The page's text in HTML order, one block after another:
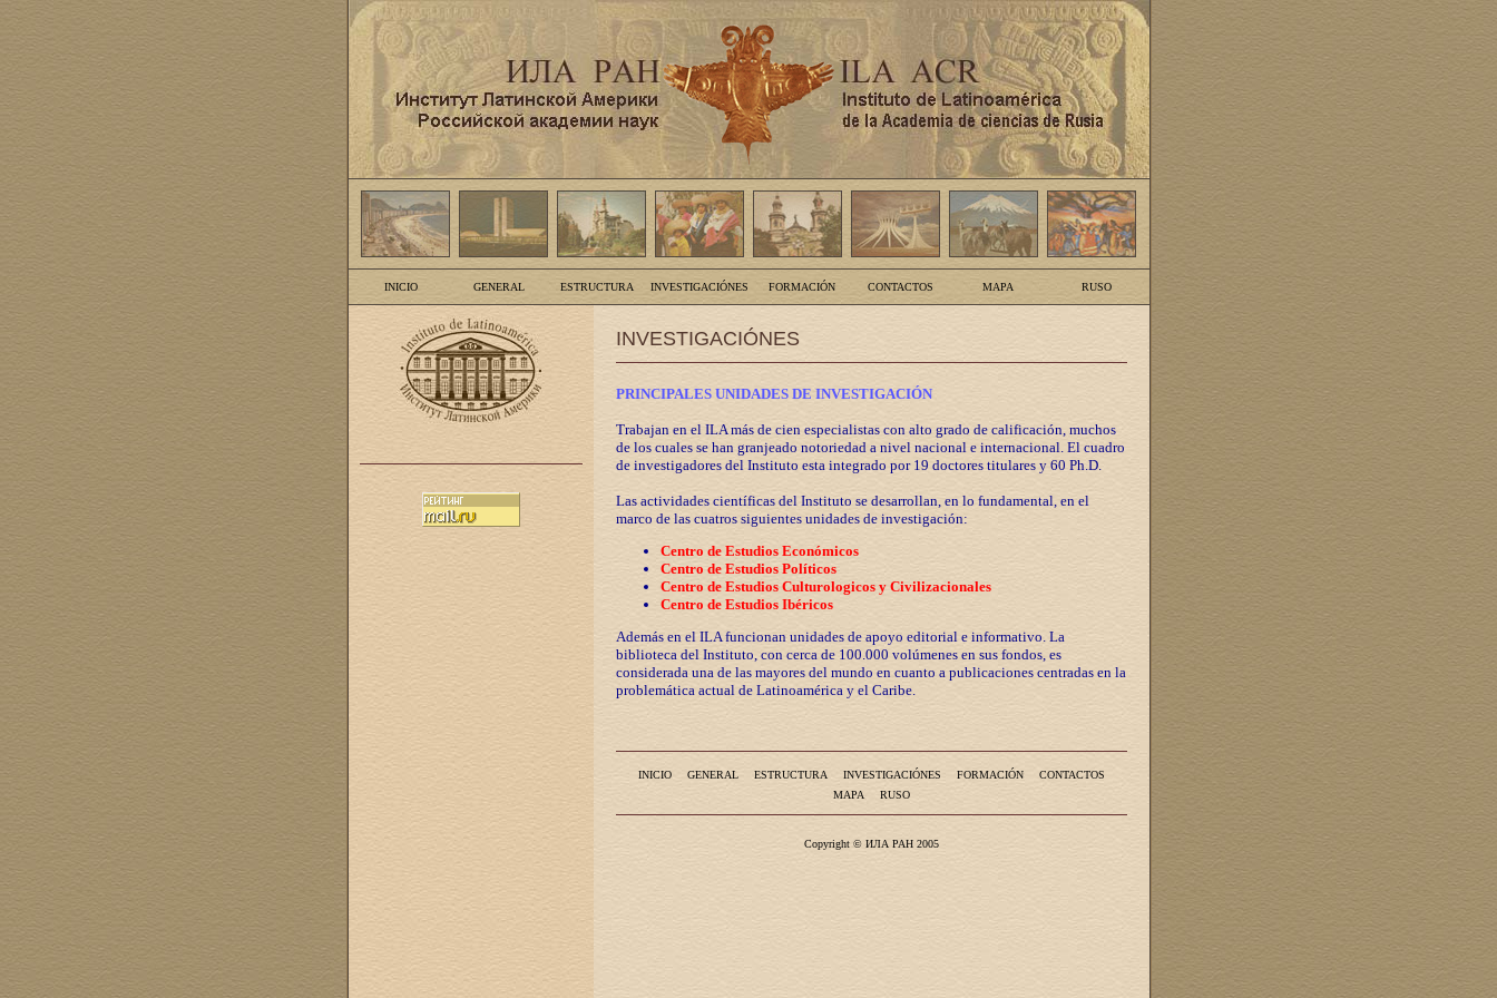
INICIO GENERAL ESTRUCTURA INVESTIGACIÓNES FORMACIÓN CONTACTOS MAPA RUSO
INVESTIGACIÓNES
PRINCIPALES UNIDADES DE INVESTIGACIÓN
Trabajan en el ILA más de cien especialistas con alto grado de calificación, muchos
de los cuales se han granjeado notoriedad a nivel nacional e internacional. El cuadro
de investigadores del Instituto esta integrado por 19 doctores titulares y 60 Ph.D.
Las actividades científicas del Instituto se desarrollan, en lo fundamental, en el
marco de las cuatros siguientes unidades de investigación:
Centro de Estudios Económicos
Centro de Estudios Políticos
Centro de Estudios Culturologicos y Civilizacionales
Centro de Estudios Ibéricos
Además en el ILA funcionan unidades de apoyo editorial e informativo. La
biblioteca del Instituto, con cerca de 100.000 volúmenes en sus fondos, es
considerada una de las mayores del mundo en cuanto a publicaciones centradas en la
problemática actual de Latinoamérica y el Caribe.
INICIO GENERAL ESTRUCTURA INVESTIGACIÓNES FORMACIÓN
CONTACTOS
MAPA
RUSO
Copyright © ИЛА РАН 2005